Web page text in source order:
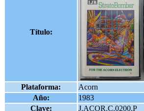
Título:
Plataforma:
Acorn
Año:
1983
Clave:
J.ACOR.C.0200.P